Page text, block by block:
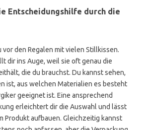
Entscheidungshilfe durch die
vor den Regalen mit vielen Stillkissen.
dir ins Auge, weil sie oft genau die
die du brauchst. Du kannst sehen,
ist, aus welchen Materialien es besteht
geeignet ist. Eine ansprechend
erleichtert dir die Auswahl und lässt
Produkt aufbauen. Gleichzeitig kannst